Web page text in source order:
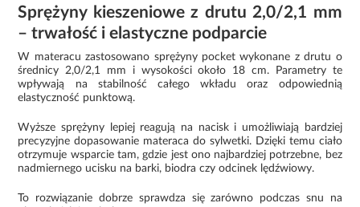
Sprężyny kieszeniowe z drutu 2,0/2,1 mm
– trwałość i elastyczne podparcie
W materacu zastosowano sprężyny pocket wykonane z drutu o
średnicy 2,0/2,1 mm i wysokości około 18 cm. Parametry te
wpływają na stabilność całego wkładu oraz odpowiednią
elastyczność punktową.
Wyższe sprężyny lepiej reagują na nacisk i umożliwiają bardziej
precyzyjne dopasowanie materaca do sylwetki. Dzięki temu ciało
otrzymuje wsparcie tam, gdzie jest ono najbardziej potrzebne, bez
nadmiernego ucisku na barki, biodra czy odcinek lędźwiowy.
To rozwiązanie dobrze sprawdza się zarówno podczas snu na